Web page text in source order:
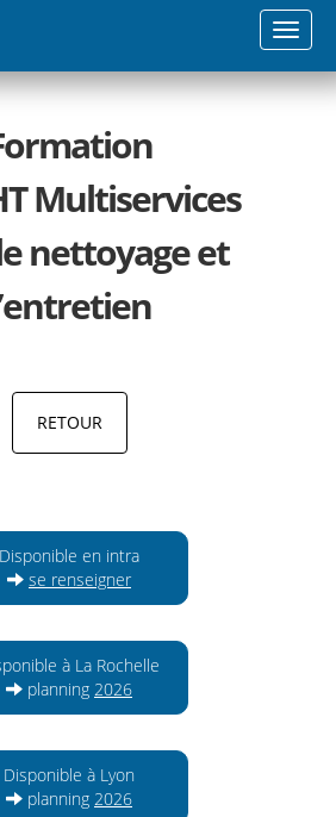
Toggle
Multiservices
nettoyage et
Disponible en intra
se renseigner
à La Rochelle
planning 2026
Disponible à Lyon
planning 2026